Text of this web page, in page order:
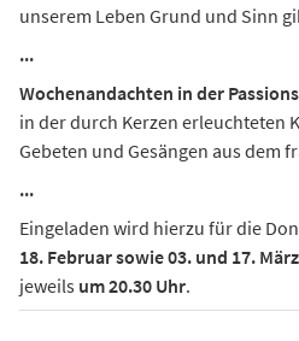
unserem Leben Grund und Sinn
...
Wochenandachten in der
in der durch Kerzen erleuchteten
Gebeten und Gesängen aus dem
...
Eingeladen wird hierzu für die
18. Februar sowie 03. und 17. März
jeweils um 20.30 Uhr.